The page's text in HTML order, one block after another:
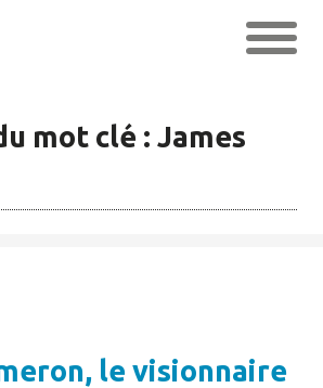
mot clé : James
le visionnaire